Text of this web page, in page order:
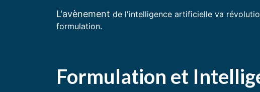
L'avènement de l'intelligence artificielle va
formulation.
Formulation et